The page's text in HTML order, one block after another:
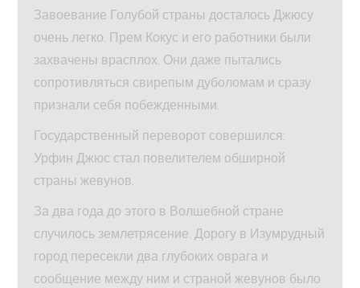
Завоевание Голубой страны досталось Джюсу
очень легко. Прем Кокус и его работники были
захвачены врасплох. Они даже пытались
сопротивляться свирепым дуболомам и сразу
признали себя побежденными.
Государственный переворот совершился:
Урфин Джюс стал повелителем обширной
страны жевунов.
За два года до этого в Волшебной стране
случилось землетрясение. Дорогу в Изумрудный
город пересекли два глубоких оврага и
сообщение между ним и страной жевунов было